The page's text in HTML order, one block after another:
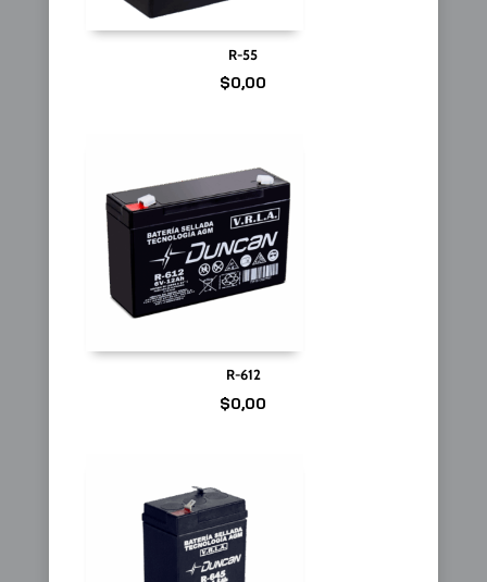
R-55
$0,00
R-612
$0,00